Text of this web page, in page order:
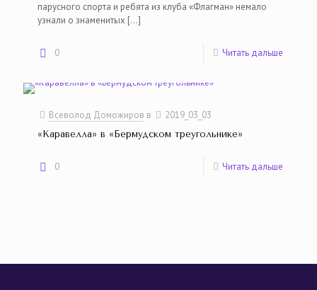
парусного спорта и ребята из клуба «Флагман» немало
узнали о знаменитых […]
0 Читать дальше
Всеволод Доможиров в 2019_03_03
«Каравелла» в «Бермудском треугольнике»
0 Читать дальше